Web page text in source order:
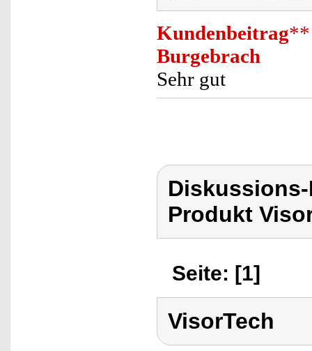
Kundenbeitrag**
Burgebrach
Sehr gut
Produkt
Seite: [1]
VisorTech